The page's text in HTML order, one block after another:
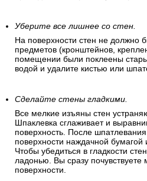
Уберите все лишнее со стен.
На поверхности стен не должно
предметов (кронштейнов,
помещении были поклеены
водой и удалите кистью или
Сделайте стены гладкими.
Все мелкие изъяны стен
Шпаклевка сглаживает и
поверхность. После шпатлевания
поверхности наждачной бумагой
Чтобы убедиться в гладкости
ладонью. Вы сразу
поверхности.